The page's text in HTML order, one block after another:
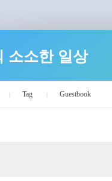
소소한 일상
Tag Guestbook